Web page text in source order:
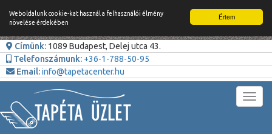
Értem
Weboldalunk cookie-kat használ a felhasználói élmény
növelése érdekében
Címünk: 1089 Budapest, Delej utca 43.
Telefonszámunk: +36-1-788-50-95
Email:info@tapetacenter.hu